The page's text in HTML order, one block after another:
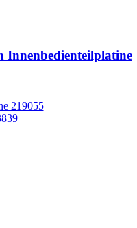
Innenbedienteilplatine